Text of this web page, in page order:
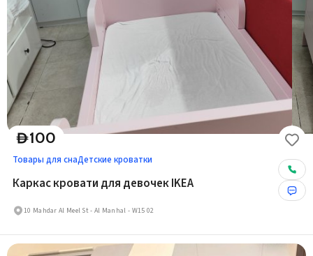
D100
Товары для снаДетские кроватки
Каркас кровати для девочек IKEA
10 Mahdar Al Meel St - Al Manhal - W15 02